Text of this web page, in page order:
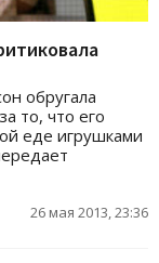
обругала
то, что его
еде игрушками
26 мая 2013, 23:36